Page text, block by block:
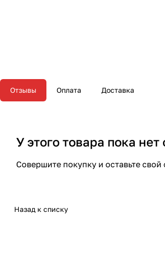
Отзывы Оплата Доставка
У этого товара пока
Совершите покупку и оставьте
Назад к списку